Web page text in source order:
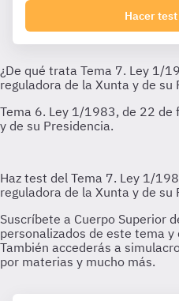
Hacer test